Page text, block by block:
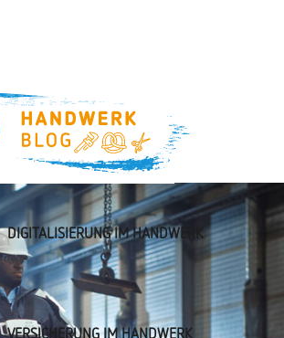
DIGITALISIERUNG IM HANDWERK
VERSICHERUNG IM HANDWERK